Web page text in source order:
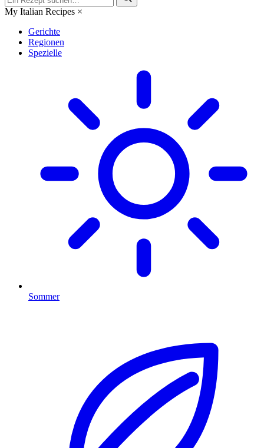
My Italian Recipes ×
Gerichte
Regionen
Spezielle
Sommer